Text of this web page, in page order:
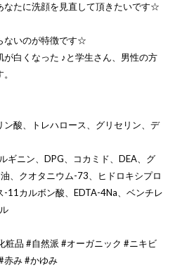
たに洗顔を見直して頂きたいです☆
ないのが特徴です☆
白くなった ♪と学生さん、男性の方
酸、トレハロース、グリセリン、デ
ギニン、DPG、コカミド、DEA、グ
、クオタニウム-73、ヒドロキシプロ
-11カルボン酸、EDTA-4Na、ベンチレ
粧品 #自然派 #オーガニック #ニキビ
赤み #かゆみ